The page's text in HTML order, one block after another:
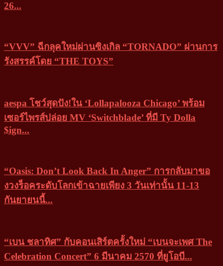
26...
“VVV” ฉีกลุคใหม่ผ่านซิงเกิล “TORNADO” ผ่านการ
รังสรรค์โดย “THE TOYS”
aespa โชว์สุดปัง!ใน ‘Lollapalooza Chicago’ พร้อม
เซอร์ไพรส์ปล่อย MV ‘Switchblade’ ที่มี Ty Dolla
$ign...
“Oasis: Don’t Look Back In Anger” การกลับมาขอ
งวงร็อคระดับโลกเข้าฉายเพียง 3 วันเท่านั้น 11-13
กันยายนนี้...
“เบน ชลาทิศ” กับคอนเสิร์ตครั้งใหม่ “เบนจะเพศ The
Celebration Concert” 6 มีนาคม 2570 ที่ยูโอบี...